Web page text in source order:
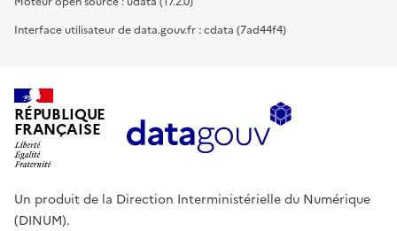
Interface utilisateur de data.gouv.fr : cdata (7ad44f4)
RÉPUBLIQUE
FRANÇAISE
Un produit de la Direction Interministérielle du Numérique
(DINUM).